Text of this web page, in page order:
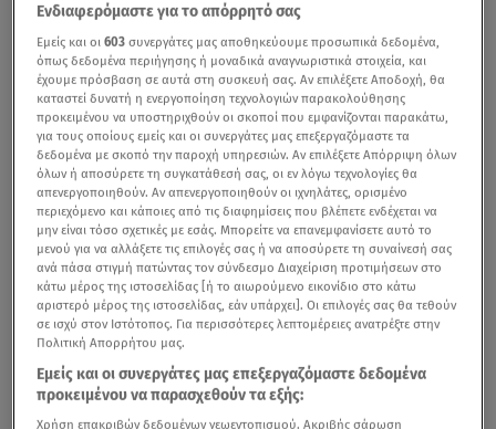
Ενδιαφερόμαστε για το απόρρητό σας
Εμείς και οι603 συνεργάτες μας αποθηκεύουμε προσωπικά δεδομένα,
όπως δεδομένα περιήγησης ή μοναδικά αναγνωριστικά στοιχεία, και
έχουμε πρόσβαση σε αυτά στη συσκευή σας. Αν επιλέξετε Αποδοχή, θα
καταστεί δυνατή η ενεργοποίηση τεχνολογιών παρακολούθησης
προκειμένου να υποστηριχθούν οι σκοποί που εμφανίζονται παρακάτω,
για τους οποίους εμείς και οι συνεργάτες μας επεξεργαζόμαστε τα
δεδομένα με σκοπό την παροχή υπηρεσιών. Αν επιλέξετε Απόρριψη όλων
όλων ή αποσύρετε τη συγκατάθεσή σας, οι εν λόγω τεχνολογίες θα
απενεργοποιηθούν. Αν απενεργοποιηθούν οι ιχνηλάτες, ορισμένο
περιεχόμενο και κάποιες από τις διαφημίσεις που βλέπετε ενδέχεται να
μην είναι τόσο σχετικές με εσάς. Μπορείτε να επανεμφανίσετε αυτό το
μενού για να αλλάξετε τις επιλογές σας ή να αποσύρετε τη συναίνεσή σας
ανά πάσα στιγμή πατώντας τον σύνδεσμο Διαχείριση προτιμήσεων στο
κάτω μέρος της ιστοσελίδας [ή το αιωρούμενο εικονίδιο στο κάτω
αριστερό μέρος της ιστοσελίδας, εάν υπάρχει]. Οι επιλογές σας θα τεθούν
σε ισχύ στον Ιστότοπος. Για περισσότερες λεπτομέρειες ανατρέξτε στην
Πολιτική Απορρήτου μας.
Εμείς και οι συνεργάτες μας επεξεργαζόμαστε δεδομένα
προκειμένου να παρασχεθούν τα εξής:
Χρήση επακριβών δεδομένων γεωεντοπισμού. Ακριβής σάρωση